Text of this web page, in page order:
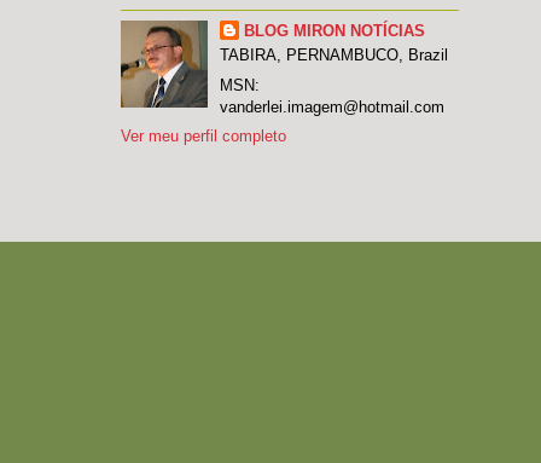
BLOG MIRON NOTÍCIAS
TABIRA, PERNAMBUCO, Brazil
MSN:
vanderlei.imagem@hotmail.com
Ver meu perfil completo